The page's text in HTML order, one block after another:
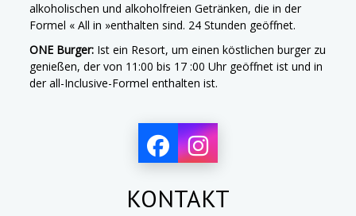
alkoholischen und alkoholfreien Getränken, die in der
Formel « All in »enthalten sind. 24 Stunden geöffnet.
ONE Burger: Ist ein Resort, um einen köstlichen burger zu
genießen, der von 11:00 bis 17 :00 Uhr geöffnet ist und in
der all-Inclusive-Formel enthalten ist.
KONTAKT